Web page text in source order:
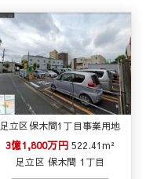
足立区保木間1丁目事業用地
3億1,800万円 522.41m²
足立区 保木間 1丁目